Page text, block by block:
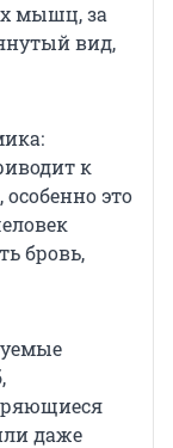
мышц, за
вид,
к
это
бровь,
даже